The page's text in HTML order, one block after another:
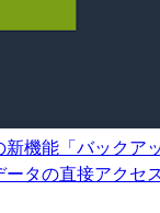
機能「バックア
ータの直接アクセ